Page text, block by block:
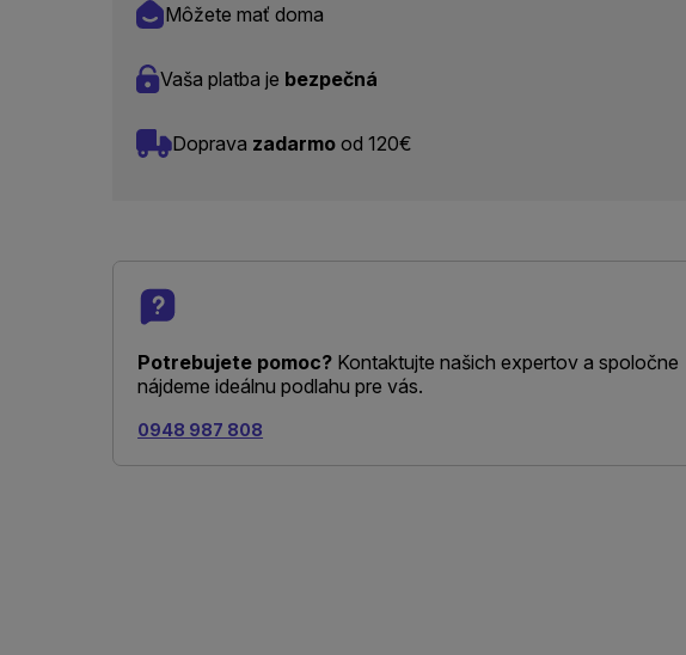
Môžete mať doma
Vaša platba je bezpečná
Doprava zadarmo od 120€
Potrebujete pomoc? Kontaktujte našich expertov a spoločne
nájdeme ideálnu podlahu pre vás.
0948 987 808